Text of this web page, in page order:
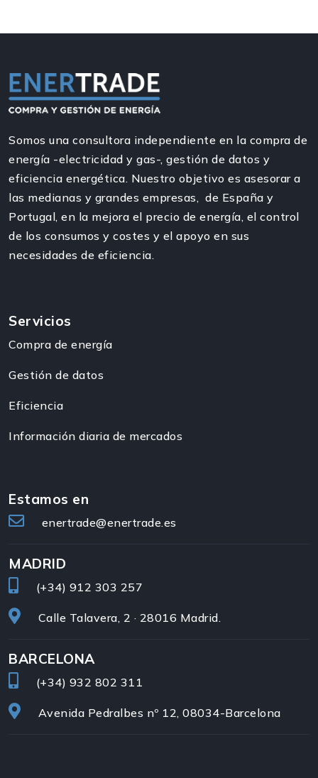
Somos una consultora independiente en la compra de
energía -electricidad y gas-, gestión de datos y
eficiencia energética. Nuestro objetivo es asesorar a
las medianas y grandes empresas, de España y
Portugal, en la mejora el precio de energía, el control
de los consumos y costes y el apoyo en sus
necesidades de eficiencia.
Servicios
Compra de energía
Gestión de datos
Eficiencia
Información diaria de mercados
Estamos en
enertrade@enertrade.es
MADRID
(+34) 912 303 257
Calle Talavera, 2 · 28016 Madrid.
BARCELONA
(+34) 932 802 311
Avenida Pedralbes nº 12, 08034-Barcelona